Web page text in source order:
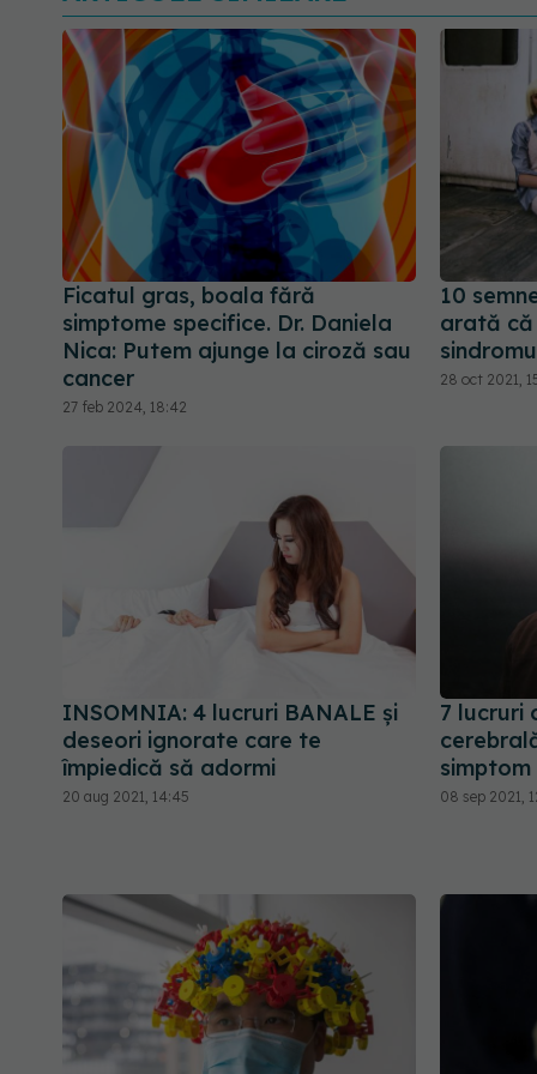
Ficatul gras, boala fără
simptome specifice. Dr. Daniela
Nica: Putem ajunge la ciroză sau
cancer
27 feb 2024, 18:42
10
arată că
28 oct 2021,
INSOMNIA: 4 lucruri BANALE și
deseori ignorate care te
împiedică să adormi
20 aug 2021, 14:45
7 lucruri
simptom
08 sep 2021,